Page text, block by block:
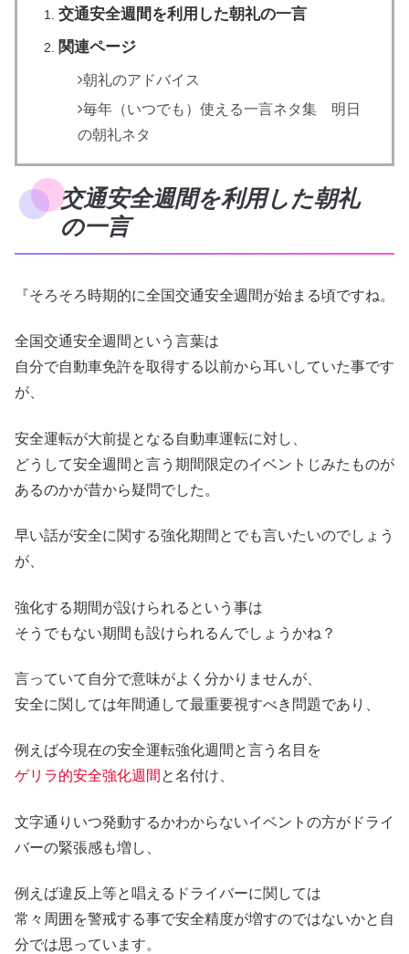
交通安全週間を利用した朝礼の一言
関連ページ
朝礼のアドバイス
毎年（いつでも）使える一言ネタ集 明日
の朝礼ネタ
交通安全週間を利用した朝礼
の一言
『そろそろ時期的に全国交通安全週間が始まる頃ですね。
全国交通安全週間という言葉は
自分で自動車免許を取得する以前から耳いしていた事です
が、
安全運転が大前提となる自動車運転に対し、
どうして安全週間と言う期間限定のイベントじみたものが
あるのかが昔から疑問でした。
早い話が安全に関する強化期間とでも言いたいのでしょう
が、
強化する期間が設けられるという事は
そうでもない期間も設けられるんでしょうかね？
言っていて自分で意味がよく分かりませんが、
安全に関しては年間通して最重要視すべき問題であり、
例えば今現在の安全運転強化週間と言う名目を
ゲリラ的安全強化週間 と名付け、
文字通りいつ発動するかわからないイベントの方がドライ
バーの緊張感も増し、
例えば違反上等と唱えるドライバーに関しては
常々周囲を警戒する事で安全精度が増すのではないかと自
分では思っています。